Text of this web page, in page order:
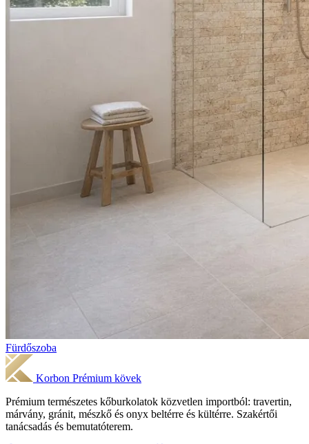
Fürdőszoba
Korbon Prémium kövek
Prémium természetes kőburkolatok közvetlen importból: travertin,
márvány, gránit, mészkő és onyx beltérre és kültérre. Szakértői
tanácsadás és bemutatóterem.